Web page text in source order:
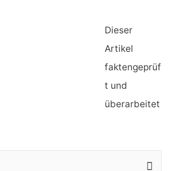
Dieser
Artikel
faktengeprüf
t und
überarbeitet